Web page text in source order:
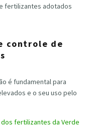
fertilizantes adotados
controle de
é fundamental para
e o seu uso pelo
fertilizantes da Verde